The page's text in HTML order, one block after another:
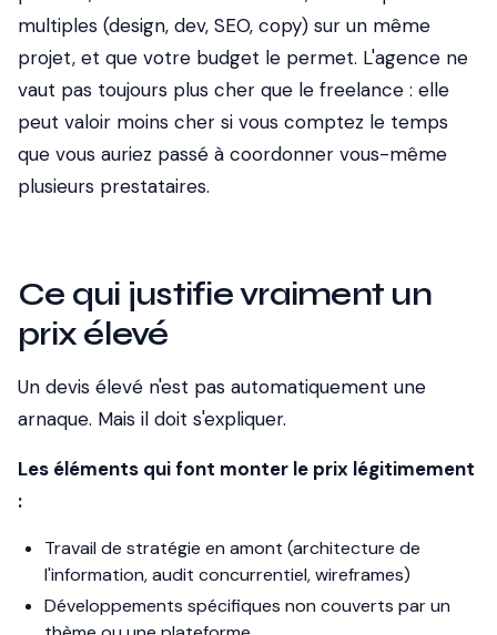
multiples (design, dev, SEO, copy) sur un même
projet, et que votre budget le permet. L'agence ne
vaut pas toujours plus cher que le freelance : elle
peut valoir moins cher si vous comptez le temps
que vous auriez passé à coordonner vous-même
plusieurs prestataires.
Ce qui justifie vraiment un
prix élevé
Un devis élevé n'est pas automatiquement une
arnaque. Mais il doit s'expliquer.
Les éléments qui font monter le prix légitimement
:
Travail de stratégie en amont (architecture de
l'information, audit concurrentiel, wireframes)
Développements spécifiques non couverts par un